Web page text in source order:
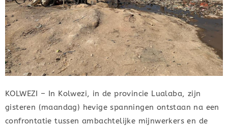
KOLWEZI – In Kolwezi, in de provincie Lualaba, zijn
gisteren (maandag) hevige spanningen ontstaan na een
confrontatie tussen ambachtelijke mijnwerkers en de